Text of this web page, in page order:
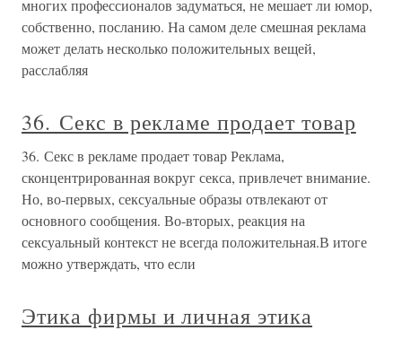
многих профессионалов задуматься, не мешает ли юмор,
собственно, посланию. На самом деле смешная реклама
может делать несколько положительных вещей,
расслабляя
36. Секс в рекламе продает товар
36. Секс в рекламе продает товар Реклама,
сконцентрированная вокруг секса, привлечет внимание.
Но, во-первых, сексуальные образы отвлекают от
основного сообщения. Во-вторых, реакция на
сексуальный контекст не всегда положительная.В итоге
можно утверждать, что если
Этика фирмы и личная этика